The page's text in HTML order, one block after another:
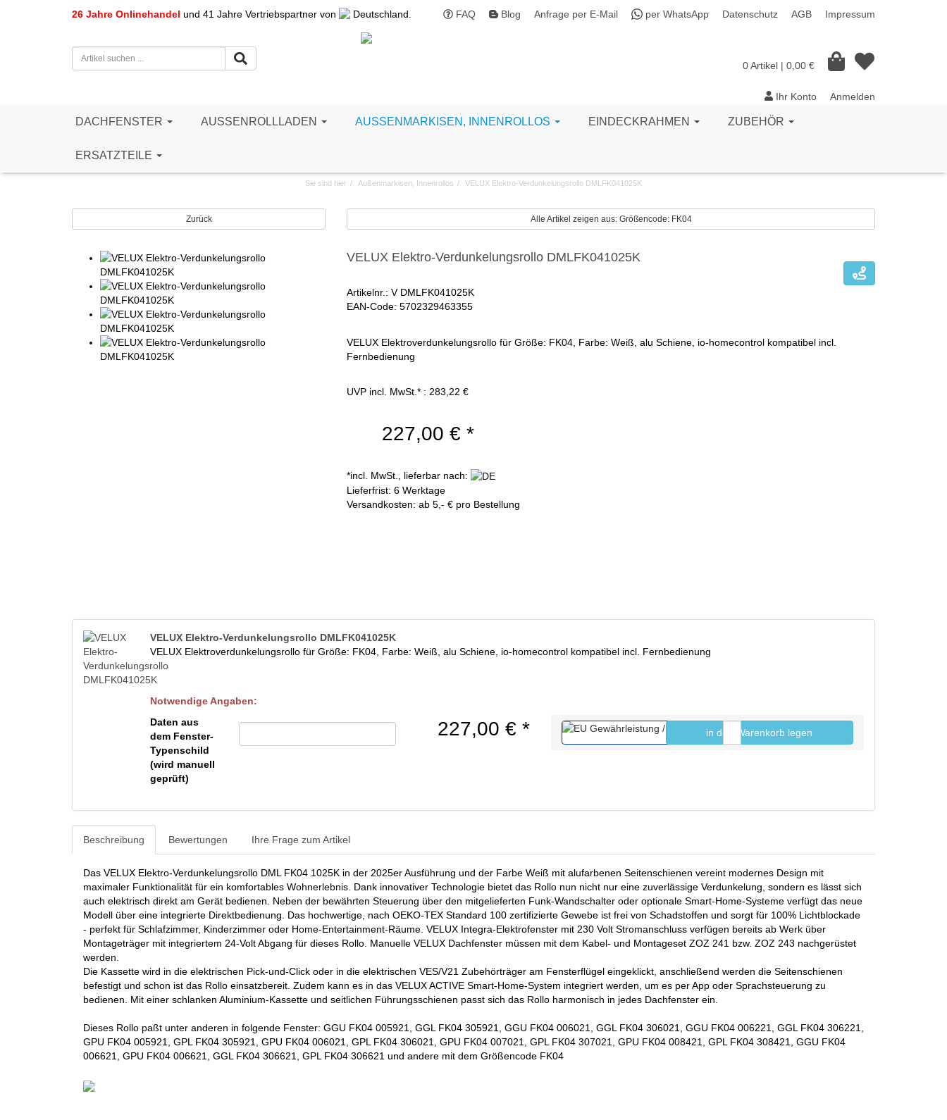
26 Jahre Onlinehandel und 41 Jahre Vertriebspartner von Deutschland. FAQ Blog Anfrage per E-Mail per WhatsApp Datenschutz AGB Impressum
0 Artikel | 0,00 €
Ihr Konto Anmelden
DACHFENSTER AUSSENROLLLADEN AUSSENMARKISEN, INNENROLLOS EINDECKRAHMEN ZUBEHÖR
ERSATZTEILE
Sie sind hier Außenmarkisen, Innenrollos VELUX Elektro-Verdunkelungsrollo DMLFK041025K
Zurück Alle Artikel zeigen aus: Größencode: FK04
VELUX Elektro-Verdunkelungsrollo DMLFK041025K
Artikelnr.: V DMLFK041025K
EAN-Code: 5702329463355
VELUX Elektroverdunkelungsrollo für Größe: FK04, Farbe: Weiß, alu Schiene, io-homecontrol kompatibel incl.
Fernbedienung
UVP incl. MwSt.* : 283,22 €
227,00 € *
*incl. MwSt., lieferbar nach:
Lieferfrist: 6 Werktage
Versandkosten: ab 5,- € pro Bestellung
VELUX Elektro-Verdunkelungsrollo DMLFK041025K
VELUX Elektroverdunkelungsrollo für Größe: FK04, Farbe: Weiß, alu Schiene, io-homecontrol kompatibel incl. Fernbedienung
Notwendige Angaben:
Daten aus
dem Fenster-
Typenschild
(wird manuell
geprüft)
227,00 € * Stk.
in den Warenkorb legen
Beschreibung Bewertungen Ihre Frage zum Artikel
Das VELUX Elektro-Verdunkelungsrollo DML FK04 1025K in der 2025er Ausführung und der Farbe Weiß mit alufarbenen Seitenschienen vereint modernes Design mit
maximaler Funktionalität für ein komfortables Wohnerlebnis. Dank innovativer Technologie bietet das Rollo nun nicht nur eine zuverlässige Verdunkelung, sondern es lässt sich
auch elektrisch direkt am Gerät bedienen. Neben der bewährten Steuerung über den mitgelieferten Funk-Wandschalter oder optionale Smart-Home-Systeme verfügt das neue
Modell über eine integrierte Direktbedienung. Das hochwertige, nach OEKO-TEX Standard 100 zertifizierte Gewebe ist frei von Schadstoffen und sorgt für 100% Lichtblockade
- perfekt für Schlafzimmer, Kinderzimmer oder Home-Entertainment-Räume. VELUX Integra-Elektrofenster mit 230 Volt Stromanschluss verfügen bereits ab Werk über
Montageträger mit integriertem 24-Volt Abgang für dieses Rollo. Manuelle VELUX Dachfenster müssen mit dem Kabel- und Montageset ZOZ 241 bzw. ZOZ 243 nachgerüstet
werden.
Die Kassette wird in die elektrischen Pick-und-Click oder in die elektrischen VES/V21 Zubehörträger am Fensterflügel eingeklickt, anschließend werden die Seitenschienen
befestigt und schon ist das Rollo einsatzbereit. Zudem kann es in das VELUX ACTIVE Smart-Home-System integriert werden, um es per App oder Sprachsteuerung zu
bedienen. Mit einer schlanken Aluminium-Kassette und seitlichen Führungsschienen passt sich das Rollo harmonisch in jedes Dachfenster ein.
Dieses Rollo paßt unter anderen in folgende Fenster: GGU FK04 005921, GGL FK04 305921, GGU FK04 006021, GGL FK04 306021, GGU FK04 006221, GGL FK04 306221,
GPU FK04 005921, GPL FK04 305921, GPU FK04 006021, GPL FK04 306021, GPU FK04 007021, GPL FK04 307021, GPU FK04 008421, GPL FK04 308421, GGU FK04
006621, GPU FK04 006621, GGL FK04 306621, GPL FK04 306621 und andere mit dem Größencode FK04